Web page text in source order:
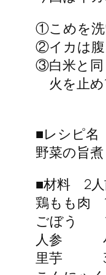
①こめを洗
②イカは腹
③白米と同
火を止め
■レシピ名
野菜の旨煮
■材料 2人
鶏もも肉
ごぼう
人参
里芋 3